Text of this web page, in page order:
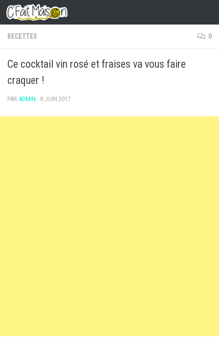
Skip to content
RECETTES 0
Ce cocktail vin rosé et fraises va vous faire
craquer !
PAR ADMIN · 8 JUIN 2017